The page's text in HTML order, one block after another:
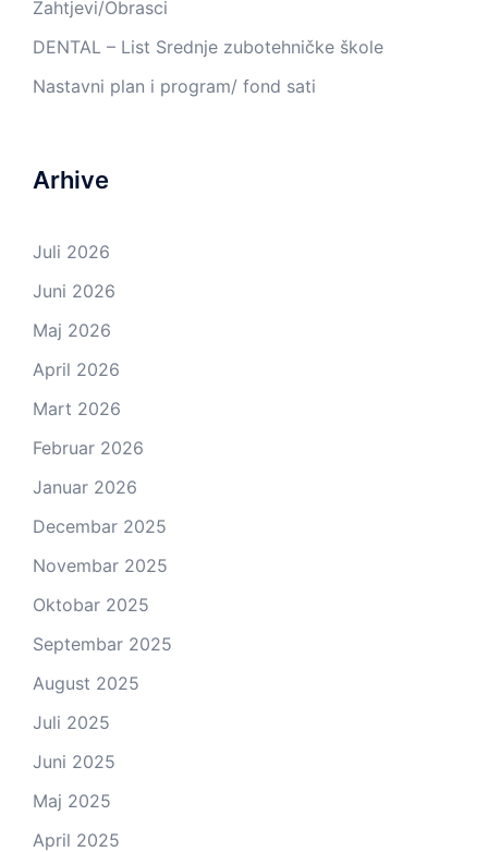
Zahtjevi/Obrasci
DENTAL – List Srednje zubotehničke škole
Nastavni plan i program/ fond sati
Arhive
Juli 2026
Juni 2026
Maj 2026
April 2026
Mart 2026
Februar 2026
Januar 2026
Decembar 2025
Novembar 2025
Oktobar 2025
Septembar 2025
August 2025
Juli 2025
Juni 2025
Maj 2025
April 2025